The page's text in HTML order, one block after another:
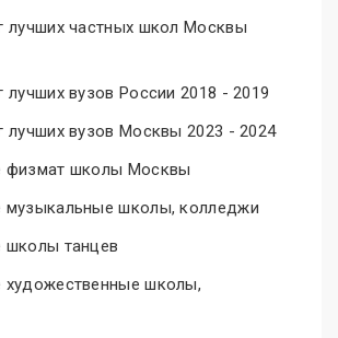
лучших частных школ Москвы
лучших вузов России 2018 - 2019
лучших вузов Москвы 2023 - 2024
физмат школы Москвы
музыкальные школы, колледжи
школы танцев
художественные школы,